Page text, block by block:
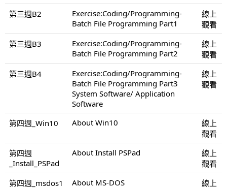
第三週B2
Exercise:Coding/Programming-
Batch File Programming Part1
線上
觀看
第三週B3
Exercise:Coding/Programming-
Batch File Programming Part2
線上
觀看
第三週B4
Exercise:Coding/Programming-
Batch File Programming Part3
System Software/ Application
Software
線上
觀看
第四週_Win10 About Win10
線上
觀看
第四週
_Install_PSPad
About Install PSPad
線上
觀看
第四週_msdos1
About MS-DOS
線上